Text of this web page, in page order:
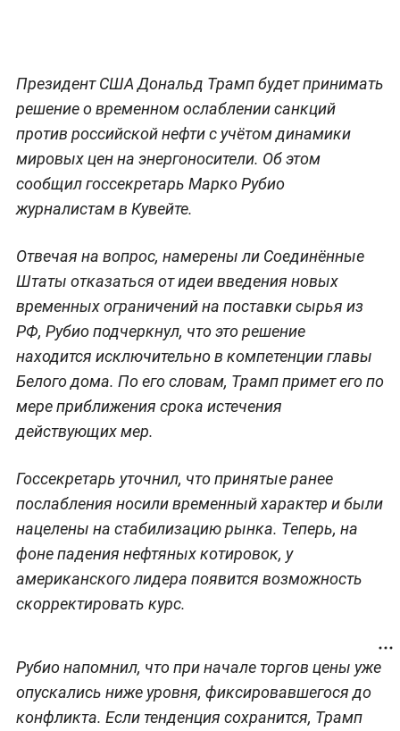
Президент США Дональд Трамп будет принимать
решение о временном ослаблении санкций
против российской нефти с учётом динамики
мировых цен на энергоносители. Об этом
сообщил госсекретарь Марко Рубио
журналистам в Кувейте.
Отвечая на вопрос, намерены ли Соединённые
Штаты отказаться от идеи введения новых
временных ограничений на поставки сырья из
РФ, Рубио подчеркнул, что это решение
находится исключительно в компетенции главы
Белого дома. По его словам, Трамп примет его по
мере приближения срока истечения
действующих мер.
Госсекретарь уточнил, что принятые ранее
послабления носили временный характер и были
нацелены на стабилизацию рынка. Теперь, на
фоне падения нефтяных котировок, у
американского лидера появится возможность
скорректировать курс.
Рубио напомнил, что при начале торгов цены уже
опускались ниже уровня, фиксировавшегося до
конфликта. Если тенденция сохранится, Трамп